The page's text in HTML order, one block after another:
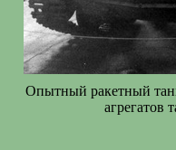
Опытный ракетный
агрегатов